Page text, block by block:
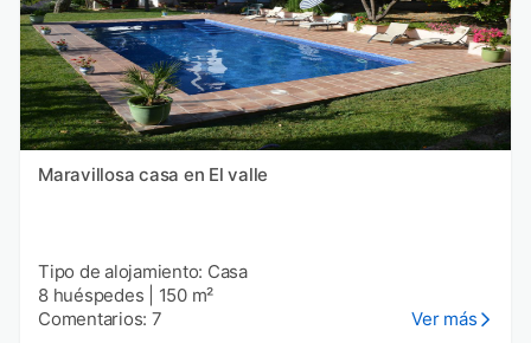
Maravillosa casa en El valle
Tipo de alojamiento: Casa
8 huéspedes
150 m²
Comentarios: 7
Ver más